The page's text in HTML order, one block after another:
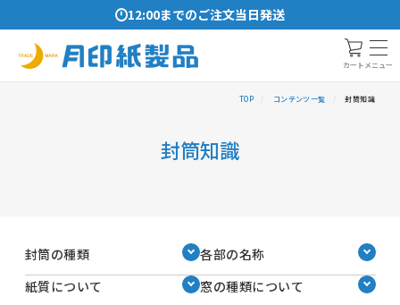
12:00までのご注文当日発送
カート メニュー
TOP コンテンツ一覧 封筒知識
封筒知識
封筒の種類
各部の名称
紙質について
窓の種類について